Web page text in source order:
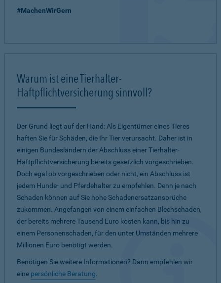
#MachenWirGern
Warum ist eine Tierhalter-
Haftpflichtversicherung sinnvoll?
Der Grund liegt auf der Hand: Als Eigentümer eines Tieres
haften Sie für Schäden, die Ihr Tier verursacht. Daher ist in
einigen Bundesländern der Abschluss einer Tierhalter-
Haftpflichtversicherung bereits gesetzlich vorgeschrieben.
Doch egal ob vorgeschrieben oder nicht, ein Abschluss ist
jedem Hunde- und Pferdehalter zu empfehlen. Denn je nach
Schaden können auf Sie hohe Schadenersatzansprüche
zukommen. Angefangen von einem einfachen Blechschaden,
der bereits mehrere Tausend Euro kosten kann, bis hin zu
einem Personenschaden, für den unter Umständen mehrere
Millionen Euro benötigt werden.
Benötigen Sie weitere Informationen? Dann empfehlen wir
eine persönliche Beratung.